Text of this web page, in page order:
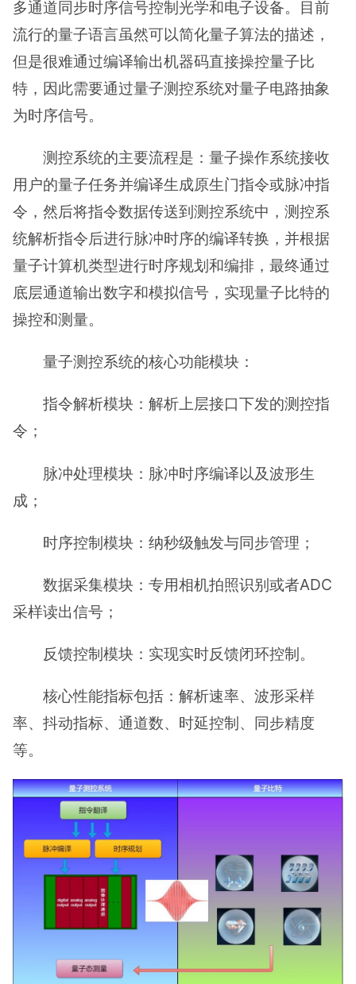
多通道同步时序信号控制光学和电子设备。目前
流行的量子语言虽然可以简化量子算法的描述，
但是很难通过编译输出机器码直接操控量子比
特，因此需要通过量子测控系统对量子电路抽象
为时序信号。
测控系统的主要流程是：量子操作系统接收
用户的量子任务并编译生成原生门指令或脉冲指
令，然后将指令数据传送到测控系统中，测控系
统解析指令后进行脉冲时序的编译转换，并根据
量子计算机类型进行时序规划和编排，最终通过
底层通道输出数字和模拟信号，实现量子比特的
操控和测量。
量子测控系统的核心功能模块：
指令解析模块：解析上层接口下发的测控指
令；
脉冲处理模块：脉冲时序编译以及波形生
成；
时序控制模块：纳秒级触发与同步管理；
数据采集模块：专用相机拍照识别或者ADC
采样读出信号；
反馈控制模块：实现实时反馈闭环控制。
核心性能指标包括：解析速率、波形采样
率、抖动指标、通道数、时延控制、同步精度
等。